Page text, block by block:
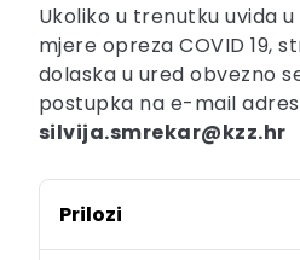
Ukoliko u trenutku uvida
mjere opreza COVID 19,
dolaska u ured obvezno
postupka na e-mail
silvija.smrekar@kzz.hr
Prilozi